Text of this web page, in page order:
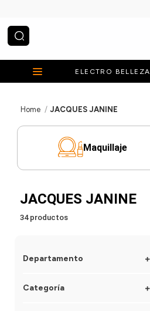
¿Qué estás buscando?
ELECTRO BELLEZA
JACQUES JANINE
Maquillaje
JACQUES JANINE
34 productos
Departamento
Categoría